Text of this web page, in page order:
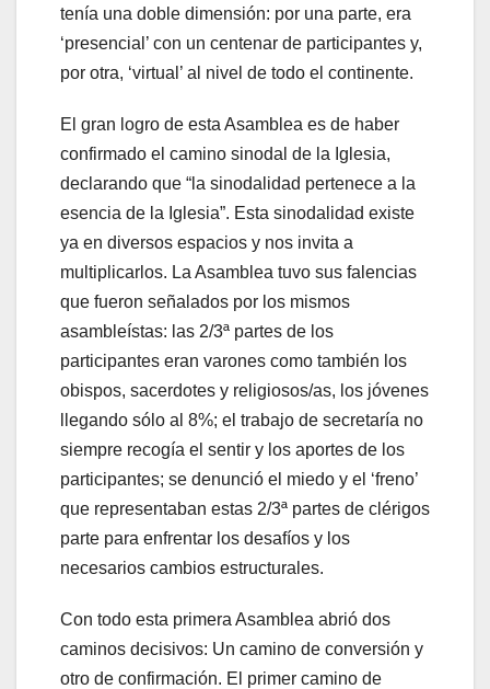
tenía una doble dimensión: por una parte, era
‘presencial’ con un centenar de participantes y,
por otra, ‘virtual’ al nivel de todo el continente.
El gran logro de esta Asamblea es de haber
confirmado el camino sinodal de la Iglesia,
declarando que “la sinodalidad pertenece a la
esencia de la Iglesia”. Esta sinodalidad existe
ya en diversos espacios y nos invita a
multiplicarlos. La Asamblea tuvo sus falencias
que fueron señalados por los mismos
asambleístas: las 2/3ª partes de los
participantes eran varones como también los
obispos, sacerdotes y religiosos/as, los jóvenes
llegando sólo al 8%; el trabajo de secretaría no
siempre recogía el sentir y los aportes de los
participantes; se denunció el miedo y el ‘freno’
que representaban estas 2/3ª partes de clérigos
parte para enfrentar los desafíos y los
necesarios cambios estructurales.
Con todo esta primera Asamblea abrió dos
caminos decisivos: Un camino de conversión y
otro de confirmación. El primer camino de